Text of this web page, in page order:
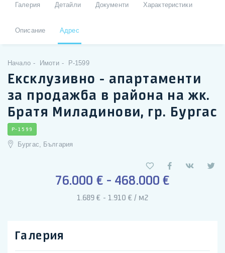
Галерия Детайли Документи Характеристики
Описание Адрес
Начало Имоти P-1599
Ексклузивно - апартаменти
за продажба в района на жк.
Братя Миладинови, гр. Бургас
P-1599
Бургас, България
76.000 € - 468.000 €
1.689 € - 1.910 € / м2
Галерия